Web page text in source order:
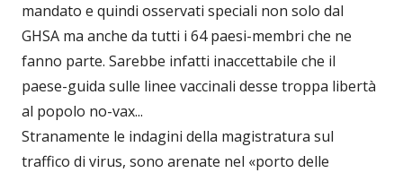
mandato e quindi osservati speciali non solo dal
GHSA ma anche da tutti i 64 paesi-membri che ne
fanno parte. Sarebbe infatti inaccettabile che il
paese-guida sulle linee vaccinali desse troppa libertà
al popolo no-vax...
Stranamente le indagini della magistratura sul
traffico di virus, sono arenate nel «porto delle